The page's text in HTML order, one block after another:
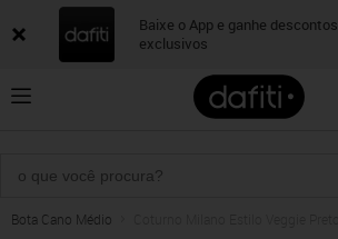
Baixe o App e ganhe descontos
exclusivos
Bota Cano Médio